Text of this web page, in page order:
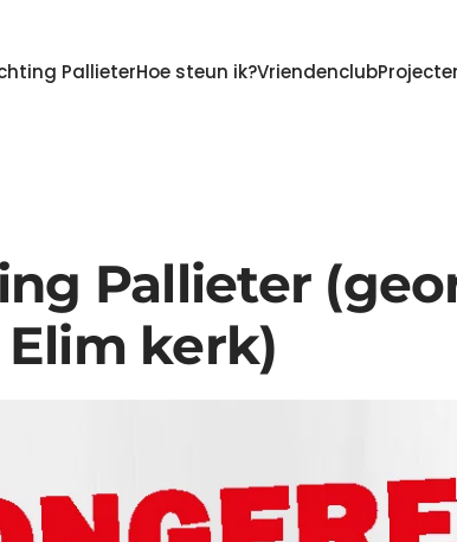
PallieterHoe steun ik?Vriendenclub
Pallieter
kerk)